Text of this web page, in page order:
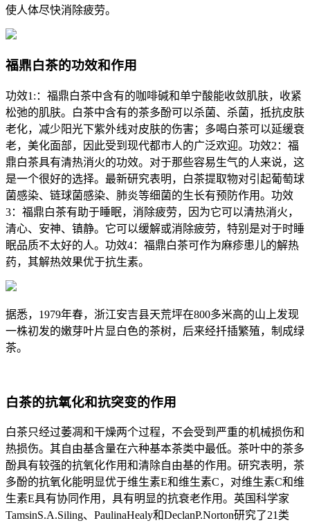
使人体尽快消除疲劳。
福鼎白茶的功效和作用
功效1:：福鼎白茶中含有的咖啡碱和单宁酸能收敛肌肤，收紧
松弛的肌肤。白茶中含有的茶多酚可以杀菌、杀菌，抵抗皮肤
老化，减少阳光下紫外线对皮肤的伤害；多喝白茶可以延缓衰
老，美化面部，因此受到现代都市人的广泛欢迎。功效2：福
鼎白茶具有清热消火的功效。对于那些容易生气的人来说，这
是一个很好的选择。最新研究表明，白茶提取物对引起葡萄球
菌感染、链球菌感染、肺炎等细菌的生长有预防作用。功效
3：福鼎白茶有助于睡眠，消除疲劳，因为它可以清热消火，
清心、安神、镇静。它可以缓解或消除疲劳，特别是对于时睡
眠品质不太好的人。功效4：福鼎白茶可作为麻疹患儿的解热
药，其解热效果优于抗生素。
据悉，1979年春，浙江安吉县天荒坪在800多米高的山上发现
一株初发的嫩芽叶片显白色的茶树，后来经扦插繁殖，制成绿
茶。
白茶的抗氧化和抗突变的作用
白茶只经过萎凋和干燥两个过程，不会受到严重的机械损伤和
热损伤。其自由基含量在六种基本茶类中最低。茶叶中的茶多
酚具有较强的抗氧化作用和清除自由基的作用。研究表明，茶
多酚的抗氧化能明显优于维生素E和维生素C，对维生素C和维
生素E具有协同作用，具有明显的抗衰老作用。英国科学家
TamsinS.A.Siling、PaulinaHealy和DeclanP.Norton研究了21类